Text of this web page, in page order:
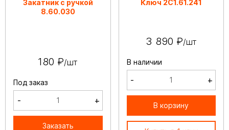
Закатник с ручкой
8.60.030
180 ₽/шт
Под заказ
- +
Заказать
Ключ 2С1.61.241
3 890 ₽/шт
В наличии
- +
В корзину